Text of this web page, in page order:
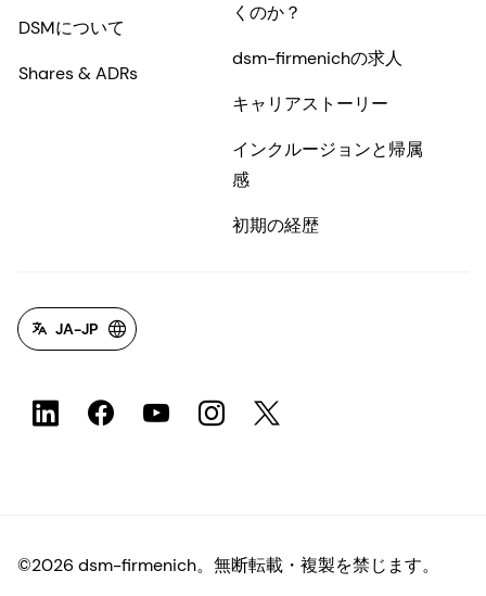
DSMについて
Shares & ADRs
くのか？
dsm-firmenichの求人
キャリアストーリー
インクルージョンと帰属
感
初期の経歴
JA-JP
©2026 dsm-firmenich。無断転載・複製を禁じます。